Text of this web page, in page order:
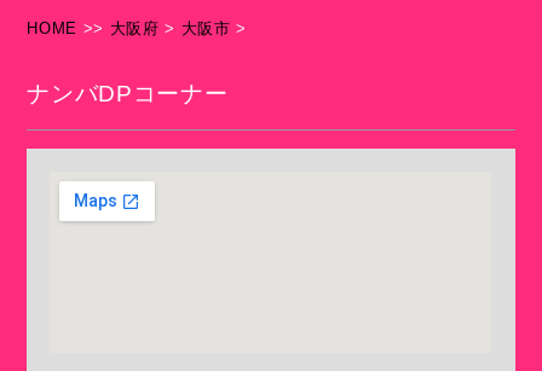
HOME >> 大阪府 > 大阪市 >
ナンバDPコーナー